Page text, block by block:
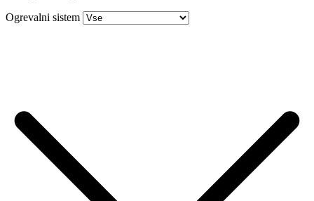
Ogrevalni sistem